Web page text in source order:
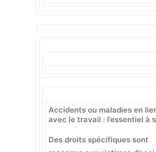
Accidents ou maladies en
avec le travail : l’essentiel à
Des droits spécifiques sont